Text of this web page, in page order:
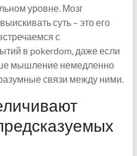
уровне. Мозг
суть – это его
с
в pokerdom, даже если
мышление немедленно
связи между ними.